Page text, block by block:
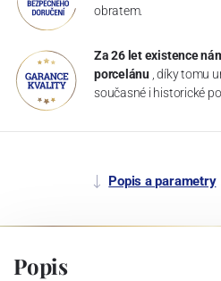
obratem.
Za 26 let existence
porcelánu , díky tomu
současné i historické
Popis a parametry
Popis